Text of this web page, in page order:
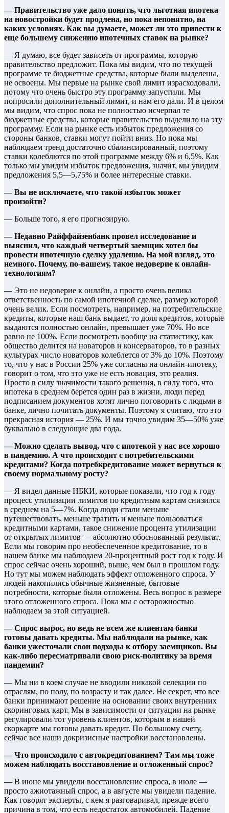
— Правительство уже дало понять, что льготная ипотека
на новостройки будет продлена, но пока непонятно, на
каких условиях. Как вы думаете, может ли это привести к
еще большему снижению ипотечных ставок на рынке?
— Я думаю, все будет зависеть от программы, которую
правительство предложит. Пока мы видим, что по текущей
программе те бюджетные средства, которые были выделены,
не освоены. Мы первые на рынке свой лимит израсходовали,
потому что очень быстро эту программу запустили. Мы
попросили дополнительный лимит, и нам его дали. И в целом
мы видим, что спрос пока не полностью исчерпал те
бюджетные средства, которые правительство выделило на эту
программу. Если на рынке есть избыток предложения со
стороны банков, ставки могут пойти вниз. Но пока мы
наблюдаем тренд достаточно сбалансированный, поэтому
ставки колеблются по этой программе между 6% и 6,5%. Как
только мы увидим избыток предложения, значит, мы увидим
предложения 5,5—5,75% и более интересные ставки.
— Вы не исключаете, что такой избыток может
произойти?
— Больше того, я его прогнозирую.
— Недавно Райффайзенбанк провел исследование и
выяснил, что каждый четвертый заемщик хотел бы
провести ипотечную сделку удаленно. На мой взгляд, это
немного. Почему, по-вашему, такое недоверие к онлайн-
технологиям?
— Это не недоверие к онлайн, а просто очень велика
ответственность по самой ипотечной сделке, размер которой
очень велик. Если посмотреть, например, на потребительские
кредиты, которые наш банк выдает, то доля кредитов, которые
выдаются полностью онлайн, превышает уже 70%. Но все
равно не 100%. Если посмотреть вообще на статистику, как
общество делится на новаторов и консерваторов, то в разных
культурах число новаторов колеблется от 3% до 10%. Поэтому
то, что у нас в России 25% уже согласны на онлайн-ипотеку,
говорит о том, что это уже не есть новация, это реалия.
Просто в силу значимости такого решения, в силу того, что
ипотека в среднем берется один раз в жизни, люди перед
подписанием документов хотят лично поговорить с людьми в
банке, лично почитать документы. Поэтому я считаю, что это
прекрасная история — 25%. И мы точно увидим 35—50% уже
буквально в следующие два года.
— Можно сделать вывод, что с ипотекой у нас все хорошо
в пандемию. А что происходит с потребительскими
кредитами? Когда потребкредитование может вернуться к
своему нормальному росту?
— Я видел данные НБКИ, которые показали, что год к году
процесс утилизации лимитов по кредитным картам снизился
в среднем на 5—7%. Когда люди стали меньше
путешествовать, меньше тратить и меньше пользоваться
кредитными картами, такое снижение процента утилизации
от открытых лимитов — абсолютно обоснованный результат.
Если мы говорим про необеспеченное кредитование, то в
нашем банке мы наблюдаем 20-процентный рост год к году. И
спрос сейчас очень хороший, выше, чем был в прошлом году.
Но тут мы можем наблюдать эффект отложенного спроса. У
людей накопились обычные жизненные, бытовые
потребности, которые были отложены. Весь вопрос в размере
этого отложенного спроса. Пока мы с осторожностью
наблюдаем за этой ситуацией.
— Спрос вырос, но ведь не всем же клиентам банки
готовы давать кредиты. Мы наблюдали на рынке, как
банки ужесточали свои подходы к отбору заемщиков. Вы
как-либо пересматривали свою риск-политику за время
пандемии?
— Мы ни в коем случае не вводили никакой селекции по
отраслям, по полу, по возрасту и так далее. Не секрет, что все
банки принимают решение на основании своих внутренних
скоринговых карт. Мы в зависимости от ситуации на рынке
регулировали тот уровень клиентов, которым в нашей
скоркарте мы готовы давать кредит. По большому счету,
сейчас все наши докризисные настройки восстановлены.
— Что происходило с автокредитованием? Там мы тоже
можем наблюдать восстановление и отложенный спрос?
— В июне мы увидели восстановление спроса, в июле —
просто ажиотажный спрос, а в августе мы увидели падение.
Как говорят эксперты, с кем я разговаривал, прежде всего
причина в том, что есть недостаток автомобилей. Падение